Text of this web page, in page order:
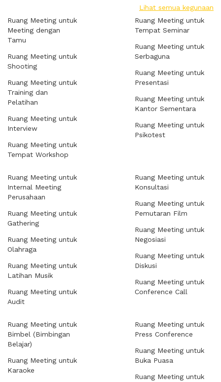
Lihat semua kegunaan
Ruang Meeting untuk
Meeting dengan
Tamu
Ruang Meeting untuk
Shooting
Ruang Meeting untuk
Training dan
Pelatihan
Ruang Meeting untuk
Interview
Ruang Meeting untuk
Tempat Workshop
Ruang Meeting untuk
Tempat Seminar
Ruang Meeting untuk
Serbaguna
Ruang Meeting untuk
Presentasi
Ruang Meeting untuk
Kantor Sementara
Ruang Meeting untuk
Psikotest
Ruang Meeting untuk
Internal Meeting
Perusahaan
Ruang Meeting untuk
Gathering
Ruang Meeting untuk
Olahraga
Ruang Meeting untuk
Latihan Musik
Ruang Meeting untuk
Audit
Ruang Meeting untuk
Konsultasi
Ruang Meeting untuk
Pemutaran Film
Ruang Meeting untuk
Negosiasi
Ruang Meeting untuk
Diskusi
Ruang Meeting untuk
Conference Call
Ruang Meeting untuk
Bimbel (Bimbingan
Belajar)
Ruang Meeting untuk
Karaoke
Ruang Meeting untuk
Press Conference
Ruang Meeting untuk
Buka Puasa
Ruang Meeting untuk